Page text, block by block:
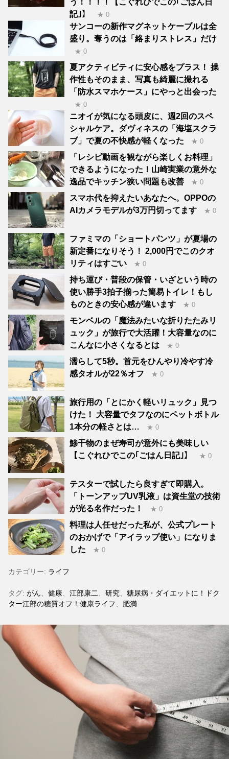
記｣】
★ 0
サンコーの新作マグネットケーブルは全
盛り。奪うのは「絡まりストレス」だけ
★ 0
夏アクティビティに安心感をプラス！ 操
作性もそのまま、写真も綺麗に撮れる
「防水スマホケース」にやっと出会った
★ 0
ニオイが気になる頭皮に、週2回のスペ
シャルケア。ダヴィネスの「海塩スクラ
ブ」で夏の不快感が軽くなった
★ 0
「レシピ動画を観ながら楽しくお料理」
できるようになった！山崎実業の意外な
逸品でキッチン狭い問題も改善
★ 0
スマホ代を抑えたいあなたへ。OPPOの
AIカメラモデルが3万円切ってます
★ 0
ファミマの「ショートパンツ」が夏場の
新定番になりそう！ 2,000円でこのクオ
リティはすごい
★ 0
持ち運び・普段の保管・いざという時の
使い勝手3拍子揃った簡易トイレ！もし
ものときの安心感が違います
★ 0
モンベルの「魔法みたいな折りたたみリ
ュック」が旅行で大活躍！大容量なのに
こんなに小さくなるとは
★ 0
濡らして5秒。首元をひんやり冷やす冷
感タオルが22％オフ
★ 0
旅行用の「とにかく軽いリュック」見つ
けた！ 大容量でタフなのにペットボトル
1本分の軽さとは…
★ 0
鯵干物のまぜ寿司が意外にも美味しい
【こぐれひでこの｢ごはん日記｣】
★ 0
テスターで試したら良すぎて即購入。
「トーンアップUV乳液」は資生堂の技術
が光る名作だった！
★ 0
料理は人任せだった私が、公式プレート
のおかげで「アイラップ使い」になりま
した
★ 0
カテゴリー: ライフ
タグ: がん 健康 江部康二 研究
糖尿病・ダイエットに！ドク
ター江部の糖質オフ！健康ライフ
肥満